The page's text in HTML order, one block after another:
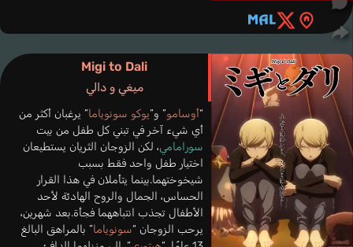
Migi to Dali
ميغي و دالي
“أوسامو” و”يوكو سونوياما” يرغبان أكثر من
أي شيء آخر في تبني كل طفل من بيت
سورامامي، لكن الزوجان الثريان يستطيعان
اختيار طفل واحد فقط بسبب
شيخوختهما.بينما يتأملان في هذا القرار
الحساس، الجمال والروح الهادئة لأحد
الأطفال تجذب انتباههما فجأة.بعد شهرين،
يرحب الزوجان “سونوياما” بالمراهق البالغ